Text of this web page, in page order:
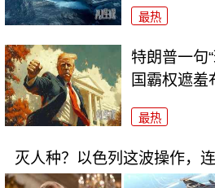
最热
特朗普一句
国霸权遮羞
最热
灭人种？以色列这波操作，